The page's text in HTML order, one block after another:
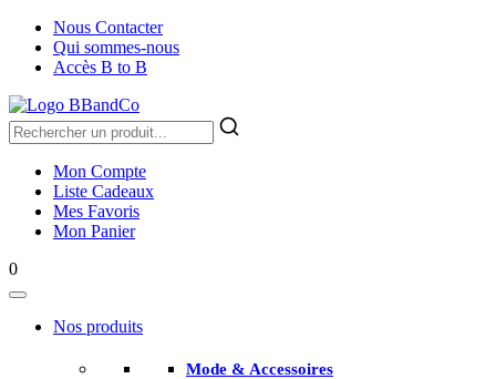
Nous Contacter
Qui sommes-nous
Accès B to B
Mon Compte
Liste Cadeaux
Mes Favoris
Mon Panier
0
Nos produits
Mode & Accessoires